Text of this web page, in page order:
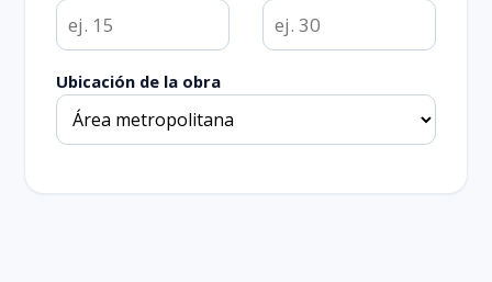
Ubicación de la obra